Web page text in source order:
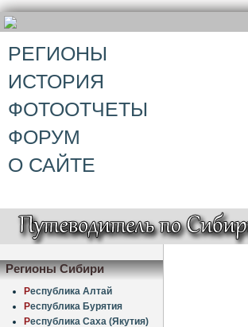
РЕГИОНЫ
ИСТОРИЯ
ФОТООТЧЕТЫ
ФОРУМ
О САЙТЕ
Регионы Сибири
Республика Алтай
Республика Бурятия
Республика Саха (Якутия)